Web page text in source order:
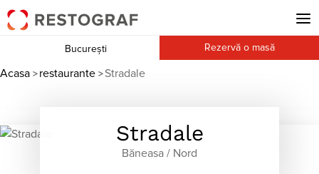
București Rezervă o masă
Acasa > restaurante > Stradale
Stradale
Băneasa / Nord